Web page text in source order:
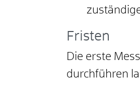
Fristen
Die erste
durchführen